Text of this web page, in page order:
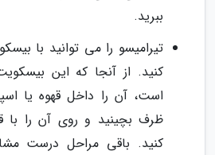
ببرید.
تیرامیسو را می توانید با
کنید. از آنجا که این
است، آن را داخل قهوه یا
ظرف بچینید و روی آن را با
کنید. باقی مراحل درست